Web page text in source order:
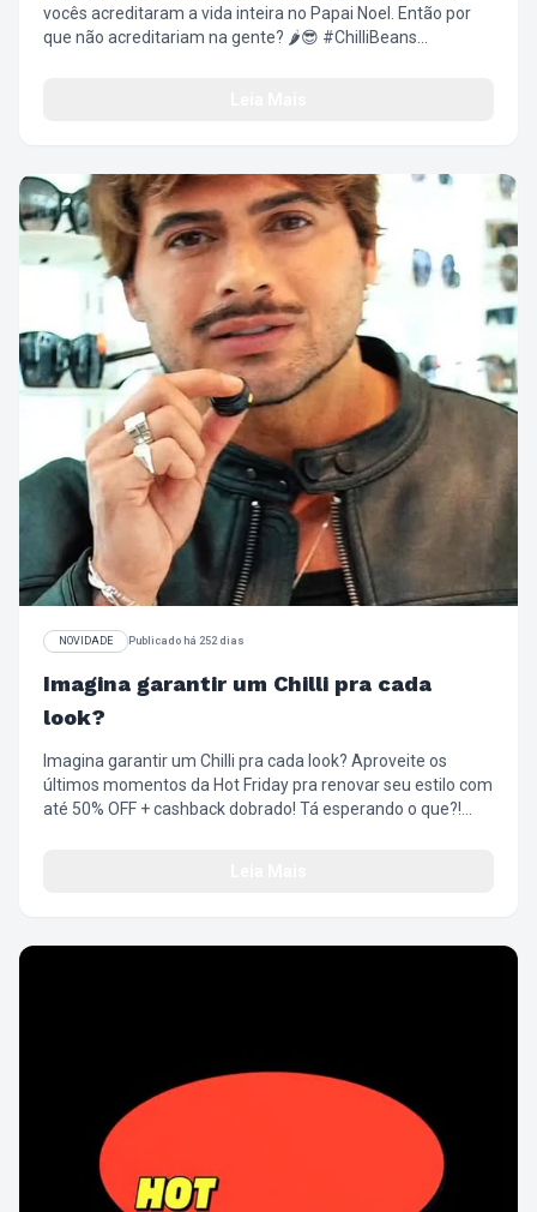
vocês acreditaram a vida inteira no Papai Noel. Então por
que não acreditariam na gente? 🌶️😎 #ChilliBeans
NOVIDADE Publicado há 252 dias
Imagina garantir um Chilli pra cada
look?
Imagina garantir um Chilli pra cada look? Aproveite os
últimos momentos da Hot Friday pra renovar seu estilo com
até 50% OFF + cashback dobrado! Tá esperando o que?!